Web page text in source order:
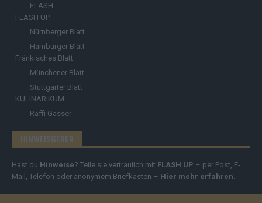
FLASH
FLASH UP
Nürnberger Blatt
Hamburger Blatt
Fränkisches Blatt
Münchener Blatt
Stuttgarter Blatt
KULINARIKUM.
Raffi Gasser
HINWEISGEBER
Hast du Hinweise? Teile sie vertraulich mit FLASH UP – per Post, E-
Mail, Telefon oder anonymem Briefkasten – Hier mehr erfahren